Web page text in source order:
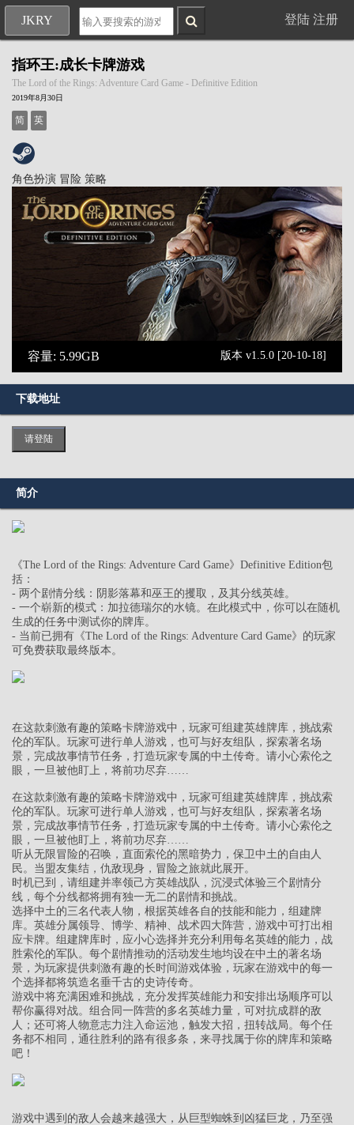
JKRY 登陆 注册
指环王:成长卡牌游戏
The Lord of the Rings: Adventure Card Game - Definitive Edition
2019年8月30日
简 英
角色扮演 冒险 策略
容量: 5.99GB 版本 v1.5.0 [20-10-18]
下载地址
请登陆
简介
《The Lord of the Rings: Adventure Card Game》Definitive Edition包
括：
- 两个剧情分线：阴影落幕和巫王的攫取，及其分线英雄。
- 一个崭新的模式：加拉德瑞尔的水镜。在此模式中，你可以在随机
生成的任务中测试你的牌库。
- 当前已拥有《The Lord of the Rings: Adventure Card Game》的玩家
可免费获取最终版本。
在这款刺激有趣的策略卡牌游戏中，玩家可组建英雄牌库，挑战索
伦的军队。玩家可进行单人游戏，也可与好友组队，探索著名场
景，完成故事情节任务，打造玩家专属的中土传奇。请小心索伦之
眼，一旦被他盯上，将前功尽弃……
在这款刺激有趣的策略卡牌游戏中，玩家可组建英雄牌库，挑战索
伦的军队。玩家可进行单人游戏，也可与好友组队，探索著名场
景，完成故事情节任务，打造玩家专属的中土传奇。请小心索伦之
眼，一旦被他盯上，将前功尽弃……
听从无限冒险的召唤，直面索伦的黑暗势力，保卫中土的自由人
民。当盟友集结，仇敌现身，冒险之旅就此展开。
时机已到，请组建并率领己方英雄战队，沉浸式体验三个剧情分
线，每个分线都将拥有独一无二的剧情和挑战。
选择中土的三名代表人物，根据英雄各自的技能和能力，组建牌
库。英雄分属领导、博学、精神、战术四大阵营，游戏中可打出相
应卡牌。组建牌库时，应小心选择并充分利用每名英雄的能力，战
胜索伦的军队。每个剧情推动的活动发生地均设在中土的著名场
景，为玩家提供刺激有趣的长时间游戏体验，玩家在游戏中的每一
个选择都将筑造名垂千古的史诗传奇。
游戏中将充满困难和挑战，充分发挥英雄能力和安排出场顺序可以
帮你赢得对战。组合同一阵营的多名英雄力量，可对抗成群的敌
人；还可将人物意志力注入命运池，触发大招，扭转战局。每个任
务都不相同，通往胜利的路有很多条，来寻找属于你的牌库和策略
吧！
游戏中遇到的敌人会越来越强大，从巨型蜘蛛到凶猛巨龙，乃至强